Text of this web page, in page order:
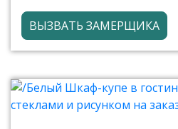
ВЫЗВАТЬ ЗАМЕРЩИКА